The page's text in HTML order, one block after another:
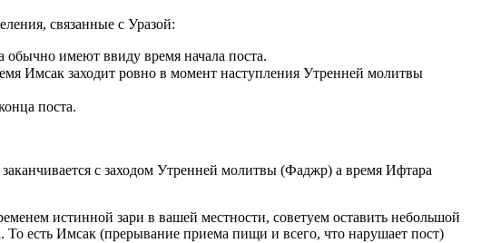
связанные с Уразой:
обычно имеют ввиду время начала поста.
Имсак заходит ровно в момент наступления Утренней молитвы
поста.
с заходом Утренней молитвы (Фаджр) а время Ифтара
истинной зари в вашей местности, советуем оставить небольшой
есть Имсак (прерывание приема пищи и всего, что нарушает пост)